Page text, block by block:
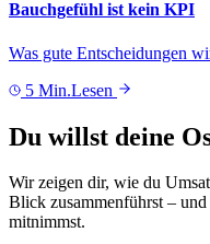
Bauchgefühl ist kein KPI
Was gute Entscheidungen
5 Min.Lesen
Du willst deine
Wir zeigen dir, wie du
Blick zusammenführst – und
mitnimmst.